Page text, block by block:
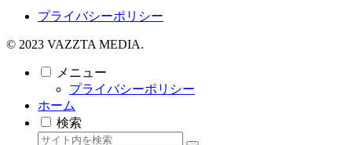
プライバシーポリシー
© 2023 VAZZTA MEDIA.
メニュー
プライバシーポリシー
ホーム
検索